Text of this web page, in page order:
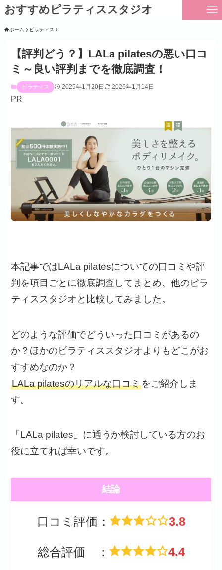
おすすめピラティススタジオ
ホーム ピラティス
【評判どう？】LALa pilatesの悪い口コ
ミ～良い評判までを徹底調査！
ピラティス 2025年1月20日 2026年1月14日
PR
本記事ではLALa pilatesについての口コミや評
判を項目ごとに徹底調査してまとめ、他のピラ
ティススタジオと比較してみました。
どのような評価でどういった口コミがあるの
か？ほかのピラティススタジオよりもどこがお
すすめなのか？
LALa pilatesのリアルな口コミをご紹介しま
す。
「LALa pilates」に通うか検討している方のお
役に立てれば幸いです。
結論
口コミ評価： 3.8
総合評価 ： 4.4